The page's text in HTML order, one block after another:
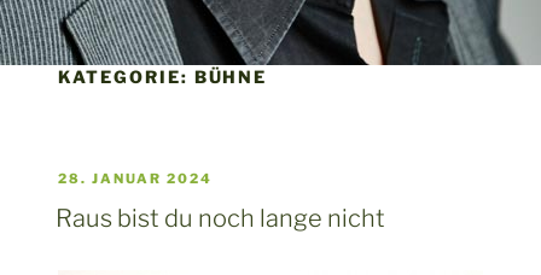
KATEGORIE: BÜHNE
28. JANUAR 2024
Raus bist du noch lange nicht